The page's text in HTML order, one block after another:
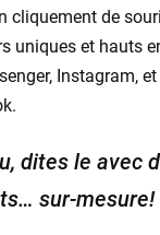
cliquement de
uniques et hauts
Instagram,
dites le avec
sur-mesure!